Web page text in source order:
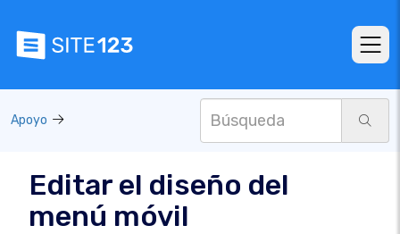
Apoyo
Editar el diseño del
menú móvil